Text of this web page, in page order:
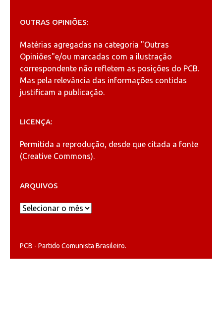
OUTRAS OPINIÕES:
Matérias agregadas na categoria "Outras
Opiniões"e/ou marcadas com a ilustração
correspondente não refletem as posições do PCB.
Mas pela relevância das informações contidas
justificam a publicação.
LICENÇA:
Permitida a reprodução, desde que citada a fonte
(Creative Commons).
ARQUIVOS
Arquivos
PCB - Partido Comunista Brasileiro.